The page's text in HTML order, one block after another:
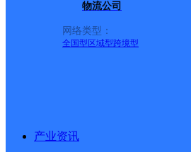
物流公司
网络类型：
全国型 区域型跨境型
产业资讯